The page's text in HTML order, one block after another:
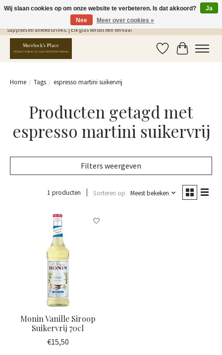
Gratis Verzending in NL vanaf €75,- | Sherlocks Place: dé plek voor MONIN siropen, bar
supplies en unieke drinks. | Elk glas vertelt een verhaal
Verlanglijst
Home / Tags / espresso martini suikervrij
Producten getagd met
espresso martini suikervrij
Filters weergeven
1 producten Sorteren op Meest bekeken
Monin Vanille Siroop
Suikervrij 70cl
€15,50
Wij slaan cookies op om onze website te verbeteren. Is dat akkoord?
Ja
Nee
Meer over cookies »